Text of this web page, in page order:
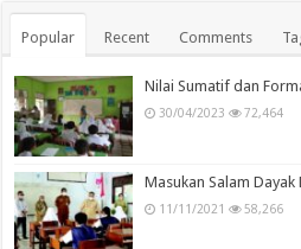
Popular Recent Comments
Nilai Sumatif dan
30/04/2023 72,464
Masukan Salam Dayak
11/11/2021 58,266